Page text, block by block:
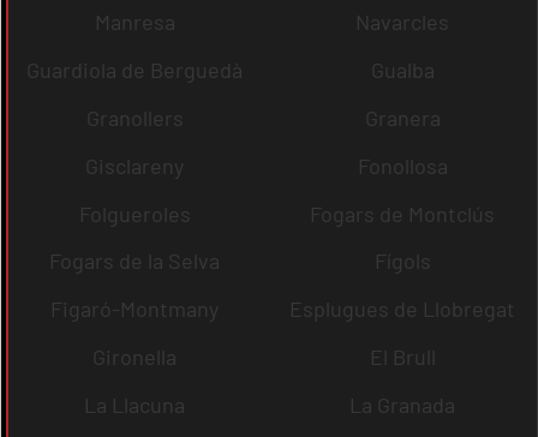
Manresa
Navarcles
Guardiola de Berguedà
Gualba
Granollers
Granera
Gisclareny
Fonollosa
Folgueroles
Fogars de Montclús
Fogars de la Selva
Fígols
Figaró-Montmany
Esplugues de Llobregat
Gironella
El Brull
La Llacuna
La Granada